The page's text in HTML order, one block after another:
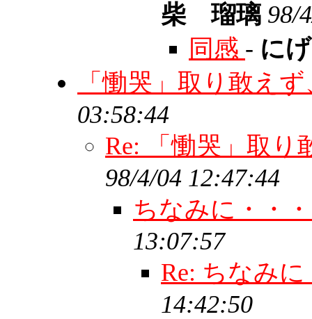
柴 瑠璃 98/
同感 - に
「慟哭」取り敢え
03:58:44
Re: 「慟哭」取
98/4/04 12:47:44
ちなみに・・
13:07:57
Re: ちなみ
14:42:50